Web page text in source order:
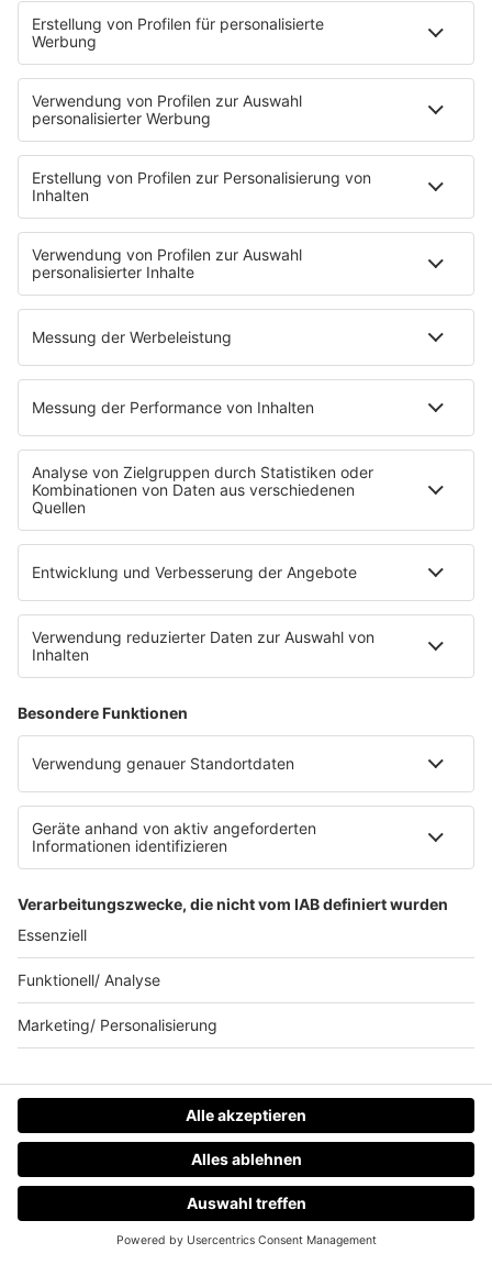
HOME RADIOS MENÜ
erfolgreichsten Songs von Fettes Brot, dabei enthält er
direkt zwei Samples aus anderen Songs. Wisst ihr,
welche das sind?
mehr lesen
Mehr davon
Latest 90s Listings
Die 9 schlimmsten Konzerte der 90er
Aber auch da gab’s Pyro-Unfälle, Prügeleien, Randale
und Bands am Limit. Diese neun Konzerte liefen nicht so
wie geplant!
mehr lesen
IMAGO / ABACAPRESS